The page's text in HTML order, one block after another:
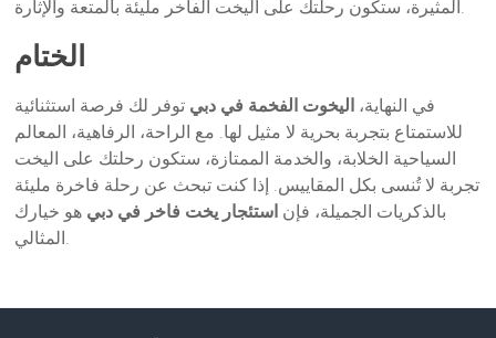
المثيرة، ستكون رحلتك على اليخت الفاخر مليئة بالمتعة والإثارة.
الختام
في النهاية، اليخوت الفخمة في دبي توفر لك فرصة استثنائية
للاستمتاع بتجربة بحرية لا مثيل لها. مع الراحة، الرفاهية، المعالم
السياحية الخلابة، والخدمة الممتازة، ستكون رحلتك على اليخت
تجربة لا تُنسى بكل المقاييس. إذا كنت تبحث عن رحلة فاخرة مليئة
بالذكريات الجميلة، فإن استئجار يخت فاخر في دبي هو خيارك
المثالي.